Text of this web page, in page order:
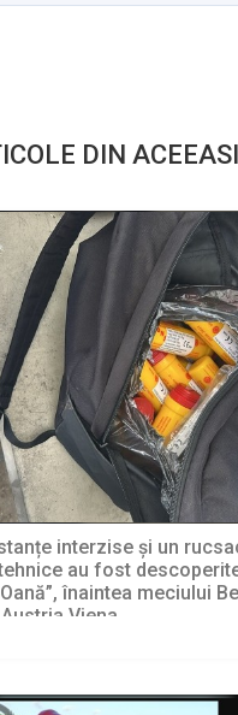
DIN ACEEASI
interzise și un
au fost
înaintea meciului
Viena